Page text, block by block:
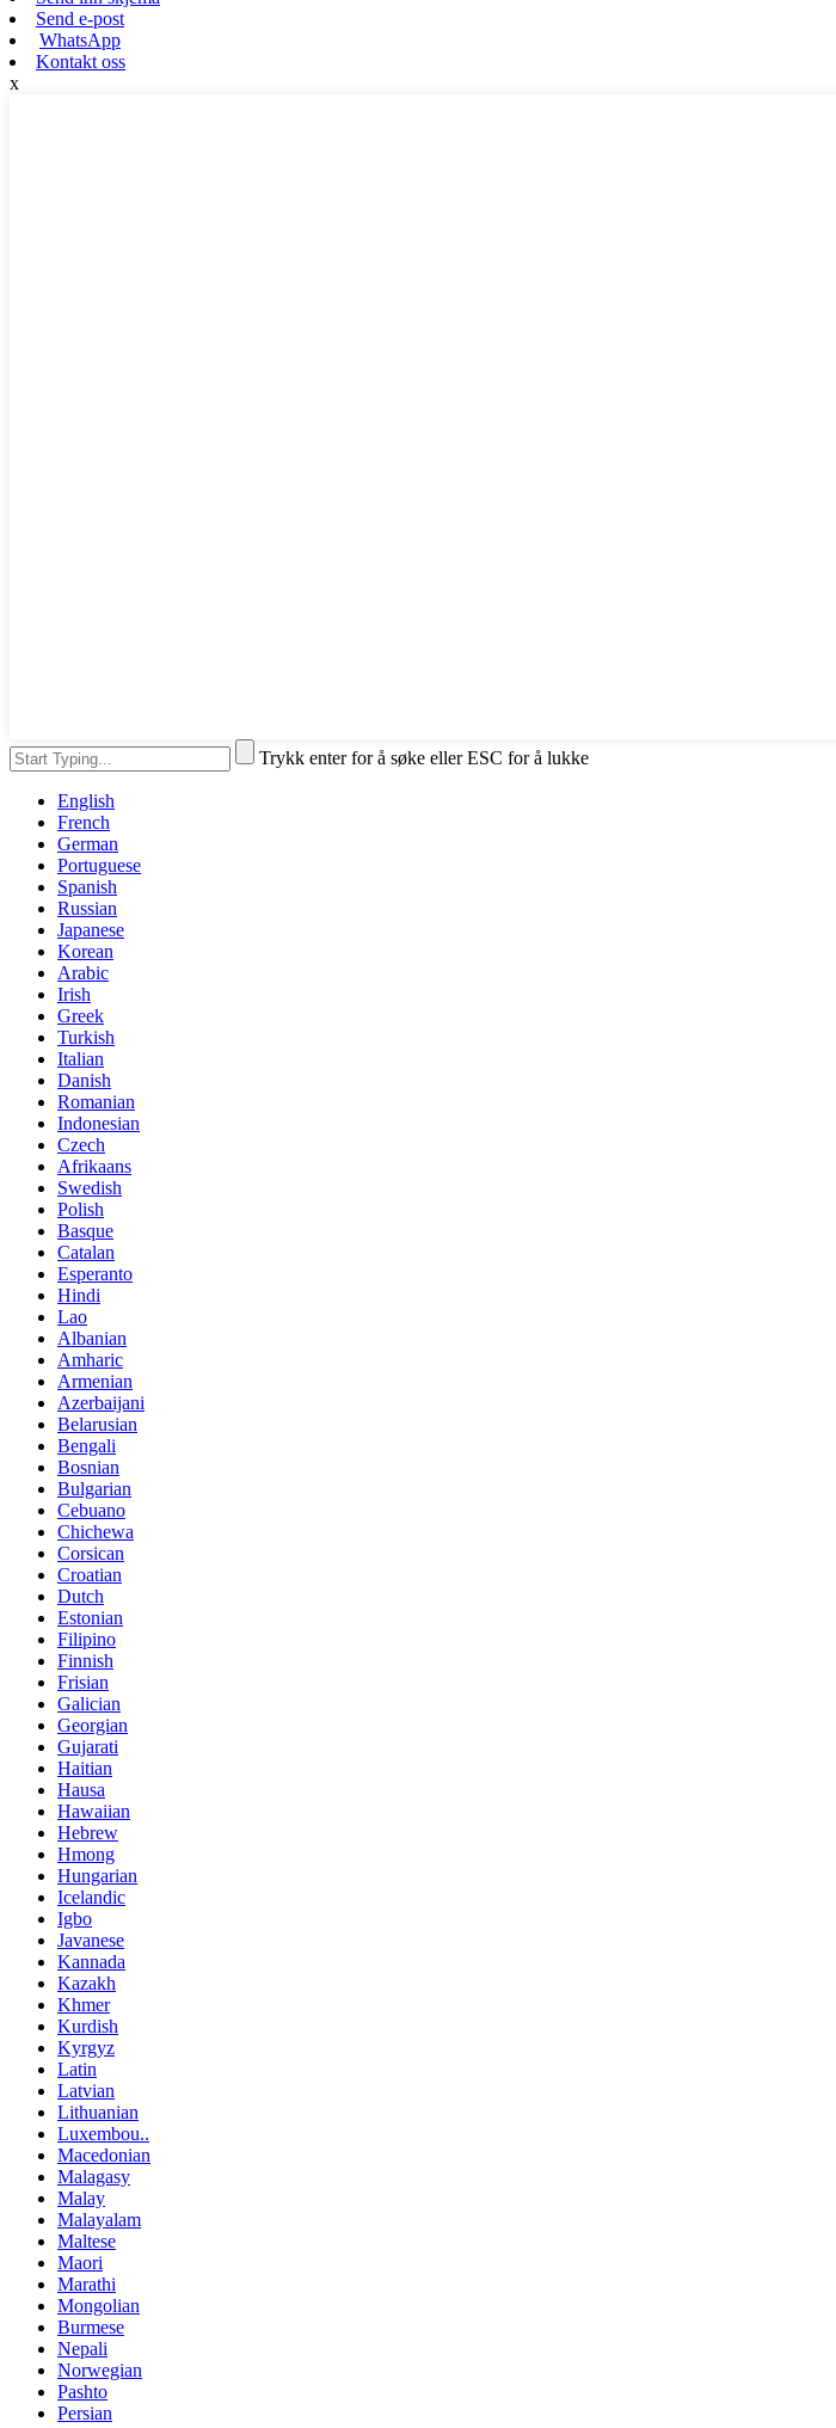
Send e-post
WhatsApp
Kontakt oss
x
Trykk enter for å søke eller ESC for å lukke
English
French
German
Portuguese
Spanish
Russian
Japanese
Korean
Arabic
Irish
Greek
Turkish
Italian
Danish
Romanian
Indonesian
Czech
Afrikaans
Swedish
Polish
Basque
Catalan
Esperanto
Hindi
Lao
Albanian
Amharic
Armenian
Azerbaijani
Belarusian
Bengali
Bosnian
Bulgarian
Cebuano
Chichewa
Corsican
Croatian
Dutch
Estonian
Filipino
Finnish
Frisian
Galician
Georgian
Gujarati
Haitian
Hausa
Hawaiian
Hebrew
Hmong
Hungarian
Icelandic
Igbo
Javanese
Kannada
Kazakh
Khmer
Kurdish
Kyrgyz
Latin
Latvian
Lithuanian
Luxembou..
Macedonian
Malagasy
Malay
Malayalam
Maltese
Maori
Marathi
Mongolian
Burmese
Nepali
Norwegian
Pashto
Persian